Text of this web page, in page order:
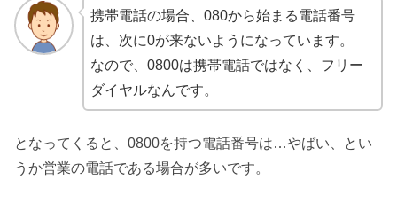
携帯電話の場合、080から始まる電話番号
は、次に0が来ないようになっています。
なので、0800は携帯電話ではなく、フリー
ダイヤルなんです。
となってくると、0800を持つ電話番号は…やばい、とい
うか営業の電話である場合が多いです。